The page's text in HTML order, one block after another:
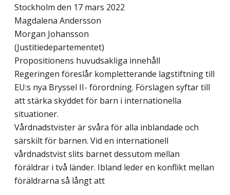
Stockholm den 17 mars 2022
Magdalena Andersson
Morgan Johansson
(Justitiedepartementet)
Propositionens huvudsakliga innehåll
Regeringen föreslår kompletterande lagstiftning till
EU:s nya Bryssel II- förordning. Förslagen syftar till
att stärka skyddet för barn i internationella
situationer.
Vårdnadstvister är svåra för alla inblandade och
särskilt för barnen. Vid en internationell
vårdnadstvist slits barnet dessutom mellan
föräldrar i två länder. Ibland leder en konflikt mellan
föräldrarna så långt att